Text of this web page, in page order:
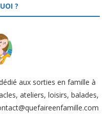
?
aux sorties en famille à
ateliers, loisirs, balades,